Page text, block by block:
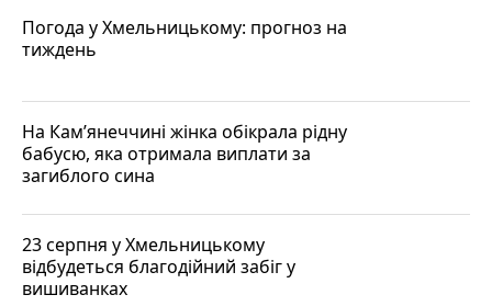
Погода у Хмельницькому: прогноз на
тиждень
На Кам’янеччині жінка обікрала рідну
бабусю, яка отримала виплати за
загиблого сина
23 серпня у Хмельницькому
відбудеться благодійний забіг у
вишиванках